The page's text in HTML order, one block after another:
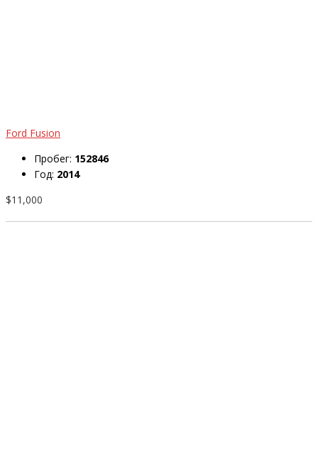
Ford Fusion
Пробег: 152846
Год: 2014
$11,000